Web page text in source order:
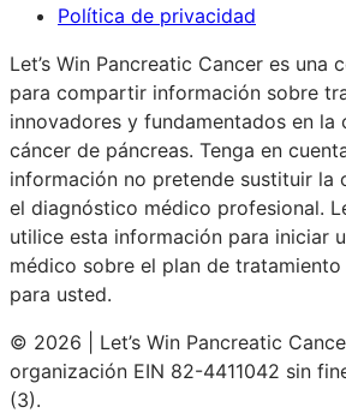
Política de privacidad
Let’s Win Pancreatic Cancer es una
para compartir información sobre
innovadores y fundamentados en la
cáncer de páncreas. Tenga en
información no pretende sustituir la
el diagnóstico médico profesional.
utilice esta información para iniciar
médico sobre el plan de tratamiento
para usted.
© 2026 | Let’s Win Pancreatic
organización EIN 82-4411042 sin
(3).